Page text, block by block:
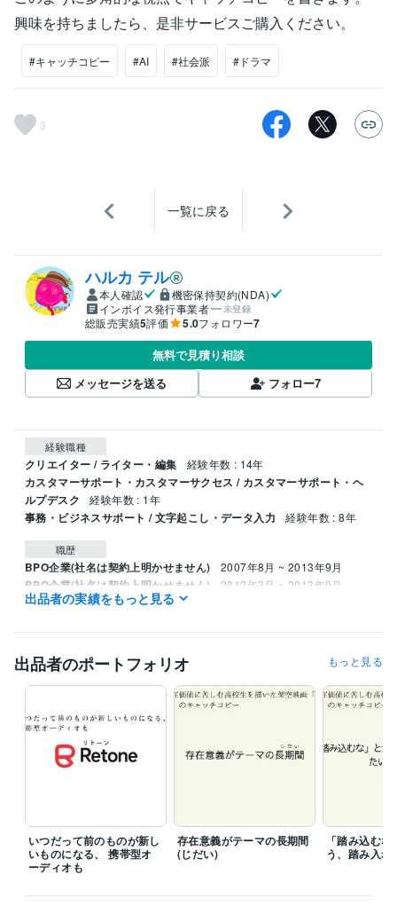
興味を持ちましたら、是非サービスご購入ください。
#キャッチコピー #AI #社会派 #ドラマ
3
一覧に戻る
ハルカ テル
本人確認
機密保持契約(NDA)
インボイス発行事業者
未登録
総販売実績5評価 5.0フォロワー7
無料で見積り相談
メッセージを送る
フォロー7
経験職種
クリエイター / ライター・編集 経験年数 : 14年
カスタマーサポート・カスタマーサクセス / カスタマーサポート・ヘ
ルプデスク
経験年数 : 1年
事務・ビジネスサポート / 文字起こし・データ入力 経験年数 : 8年
職歴
BPO企業(社名は契約上明かせません) 2007年8月 ~ 2013年9月
BPO企業(社名は契約上明かせません) 2012年3月 ~ 2013年9月
ランサーズ・クラウドワークス(2社それぞれによる仲介の形)
集客・採用サポート特化会社（社名は確認中)
2024年3月 ~ 2024年1
1月
スマートフォン向けアプリ運営(社名は契約上明かせません)
2月 ~ 2022年1月
2021年12月 ~ 2022年12月
ビジネス・クリエイティブツール
Google ドキュメント:5年 ChatGPT:1年Canva:2年
出品者の実績をもっと見る
出品者のポートフォリオ もっと見る
いつだって前のものが新し
いものになる、 携帯型オ
ーディオも
存在意義がテーマの長期間
(じだい)
「踏み込む
う、踏み入れ